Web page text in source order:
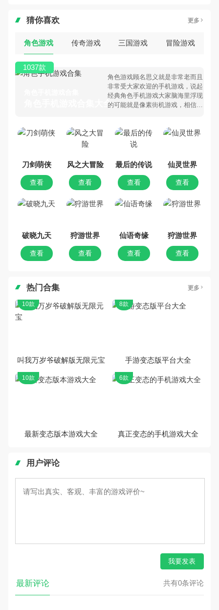
猜你喜欢 更多
角色游戏 传奇游戏 三国游戏 冒险游戏
角色手机游戏合集大全 >
角色游戏顾名思义就是非常老而且
非常受大家欢迎的手机游戏，说起
经典角色手机游戏大家脑海里浮现
的可能就是像素街机游戏，相信很
色手机游戏有哪些呢？游戏今天，
乐途下载站小编芒果味的怪咖给大
集，欢迎大家前来选择下载体验
1037款
刀剑萌侠
查看
风之大冒险
查看
最后的传说
查看
仙灵世界
查看
破晓九天
查看
狩游世界
查看
仙语奇缘
查看
狩游世界
查看
热门合集 更多
叫我万岁爷破解版无限元宝
10款
手游变态版平台大全
8款
最新变态版本游戏大全
10款
真正变态的手机游戏大全
6款
用户评论
我要发表
最新评论 共有0条评论